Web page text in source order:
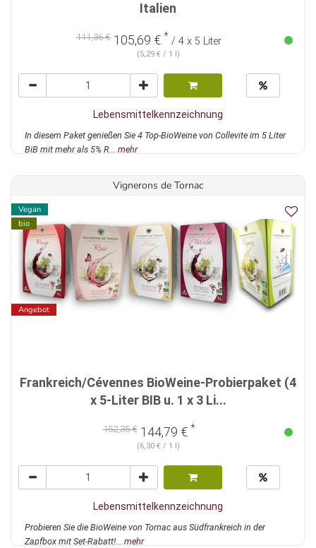
Italien
111,36 € 105,69 € * / 4 x 5 Liter
(5,29 € / 1 l)
Lebensmittelkennzeichnung
In diesem Paket genießen Sie 4 Top-BioWeine von Collevite im 5 Liter
BiB mit mehr als 5% R... mehr
Vignerons de Tornac
Vegan
bio
Angebot
Frankreich/Cévennes BioWeine-Probierpaket (4
x 5-Liter BIB u. 1 x 3 Li...
152,35 €144,79 € *
(6,30 € / 1 l)
Lebensmittelkennzeichnung
Probieren Sie die BioWeine von Tornac aus Südfrankreich in der
Zapfbox mit Set-Rabatt!... mehr